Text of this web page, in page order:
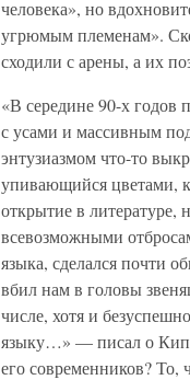
человека», но
угрюмым племенам».
сходили с арены, а их
«В середине 90-х
с усами и массивным
энтузиазмом что-то
упивающийся цветами,
открытие в
всевозможными
языка, сделался почти
вбил нам в головы
числе, хотя и
языку…» — писал о
его современников? То,